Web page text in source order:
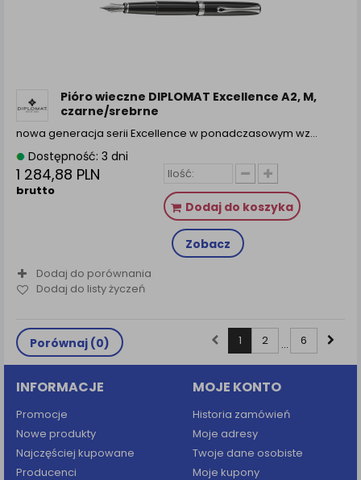
Pióro wieczne DIPLOMAT Excellence A2, M,
czarne/srebrne
nowa generacja serii Excellence w ponadczasowym wz...
Dostępność: 3 dni
1 284,88 PLN
brutto
Dodaj do koszyka
Zobacz
Dodaj do porównania
Dodaj do listy życzeń
Porównaj (0) 1 2 ... 6
INFORMACJE
Promocje
Nowe produkty
Najczęściej kupowane
Producenci
MOJE KONTO
Historia zamówień
Moje adresy
Twoje dane osobiste
Moje kupony